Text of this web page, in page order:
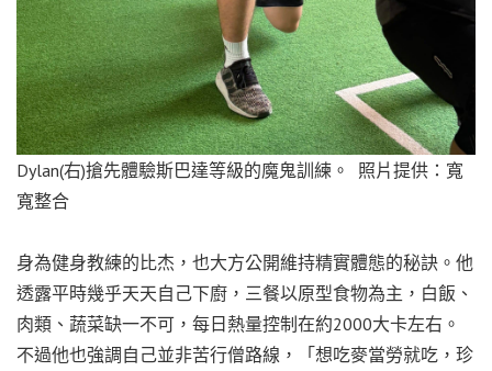
Dylan(右)搶先體驗斯巴達等級的魔鬼訓練。 照片提供：寬
寬整合
身為健身教練的比杰，也大方公開維持精實體態的秘訣。他
透露平時幾乎天天自己下廚，三餐以原型食物為主，白飯、
肉類、蔬菜缺一不可，每日熱量控制在約2000大卡左右。
不過他也強調自己並非苦行僧路線，「想吃麥當勞就吃，珍